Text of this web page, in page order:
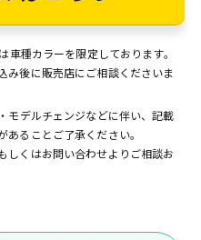
種カラーを限定しております。
み後に販売店にご相談くださいま
モデルチェンジなどに伴い、記載
ることご了承ください。
しくはお問い合わせよりご相談お